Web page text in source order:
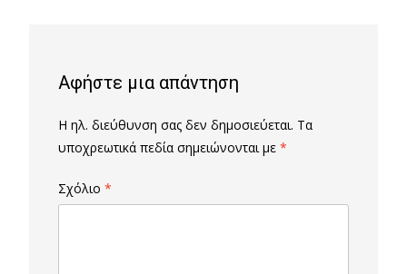
Αφήστε μια απάντηση
Η ηλ. διεύθυνση σας δεν δημοσιεύεται. Τα
υποχρεωτικά πεδία σημειώνονται με *
Σχόλιο *